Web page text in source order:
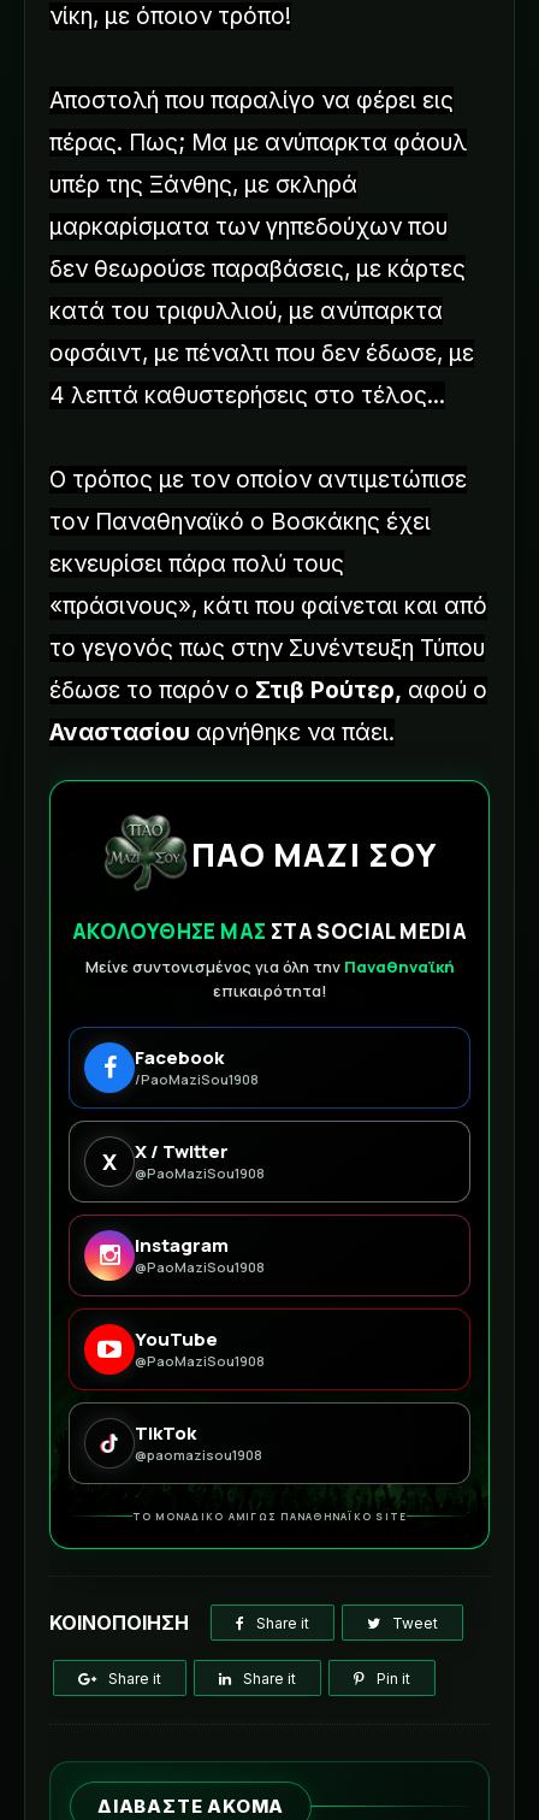
νίκη, με όποιον τρόπο!
Αποστολή που παραλίγο να φέρει εις
πέρας. Πως; Μα με ανύπαρκτα φάουλ
υπέρ της Ξάνθης, με σκληρά
μαρκαρίσματα των γηπεδούχων που
δεν θεωρούσε παραβάσεις, με κάρτες
κατά του τριφυλλιού, με ανύπαρκτα
οφσάιντ, με πέναλτι που δεν έδωσε, με
4 λεπτά καθυστερήσεις στο τέλος...
Ο τρόπος με τον οποίον αντιμετώπισε
τον Παναθηναϊκό ο Βοσκάκης έχει
εκνευρίσει πάρα πολύ τους
«πράσινους», κάτι που φαίνεται και από
το γεγονός πως στην Συνέντευξη Τύπου
έδωσε το παρόν ο Στιβ Ρούτερ, αφού ο
Αναστασίου αρνήθηκε να πάει.
ΠΑΟ ΜΑΖΙ ΣΟΥ
ΑΚΟΛΟΥΘΗΣΕ ΜΑΣ ΣΤΑ SOCIAL MEDIA
Μείνε συντονισμένος για όλη την Παναθηναϊκή
επικαιρότητα!
Facebook
/PaoMaziSou1908
X X / Twitter
@PaoMaziSou1908
Instagram
@PaoMaziSou1908
YouTube
@PaoMaziSou1908
TikTok
@paomazisou1908
ΤΟ ΜΟΝΑΔΙΚΟ ΑΜΙΓΩΣ ΠΑΝΑΘΗΝΑΪΚΟ SITE
ΚΟΙΝΟΠΟΙΗΣΗ Share it Tweet
Share it Share it Pin it
ΔΙΑΒΑΣΤΕ ΑΚΟΜΑ